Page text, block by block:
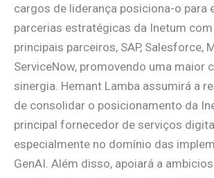
cargos de liderança posiciona-o para
parcerias estratégicas da Inetum
principais parceiros, SAP, Salesforce,
ServiceNow, promovendo uma maior
sinergia. Hemant Lamba assumirá a
de consolidar o posicionamento da
principal fornecedor de serviços
especialmente no domínio das
GenAI. Além disso, apoiará a